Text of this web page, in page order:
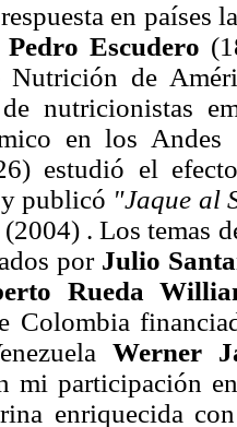
en países
Pedro Escudero
Nutrición de
de nutricionistas
en los
estudió el
publicó "Jaque al
(2004) . Los temas
por Julio
Rueda
Colombia
Werner
mi participación
enriquecida